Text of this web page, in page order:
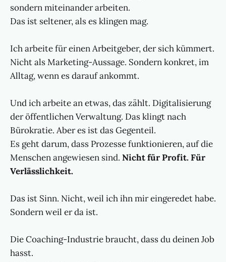
sondern miteinander arbeiten.
Das ist seltener, als es klingen mag.
Ich arbeite für einen Arbeitgeber, der sich kümmert.
Nicht als Marketing-Aussage. Sondern konkret, im
Alltag, wenn es darauf ankommt.
Und ich arbeite an etwas, das zählt. Digitalisierung
der öffentlichen Verwaltung. Das klingt nach
Bürokratie. Aber es ist das Gegenteil.
Es geht darum, dass Prozesse funktionieren, auf die
Menschen angewiesen sind. Nicht für Profit. Für
Verlässlichkeit.
Das ist Sinn. Nicht, weil ich ihn mir eingeredet habe.
Sondern weil er da ist.
Die Coaching-Industrie braucht, dass du deinen Job
hasst.